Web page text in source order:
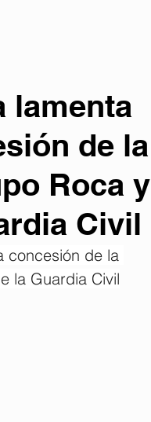
lamenta
de la
Roca y
Civil
concesión de la
la Guardia Civil